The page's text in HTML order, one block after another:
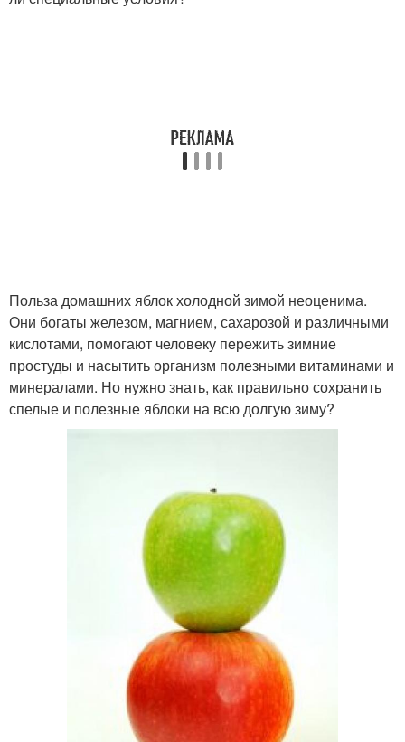
Польза домашних яблок холодной зимой неоценима.
Они богаты железом, магнием, сахарозой и различными
кислотами, помогают человеку пережить зимние
простуды и насытить организм полезными витаминами и
минералами. Но нужно знать, как правильно сохранить
спелые и полезные яблоки на всю долгую зиму?